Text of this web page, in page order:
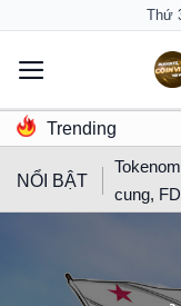
content
Thứ
Trending
NỔI BẬT
cung,